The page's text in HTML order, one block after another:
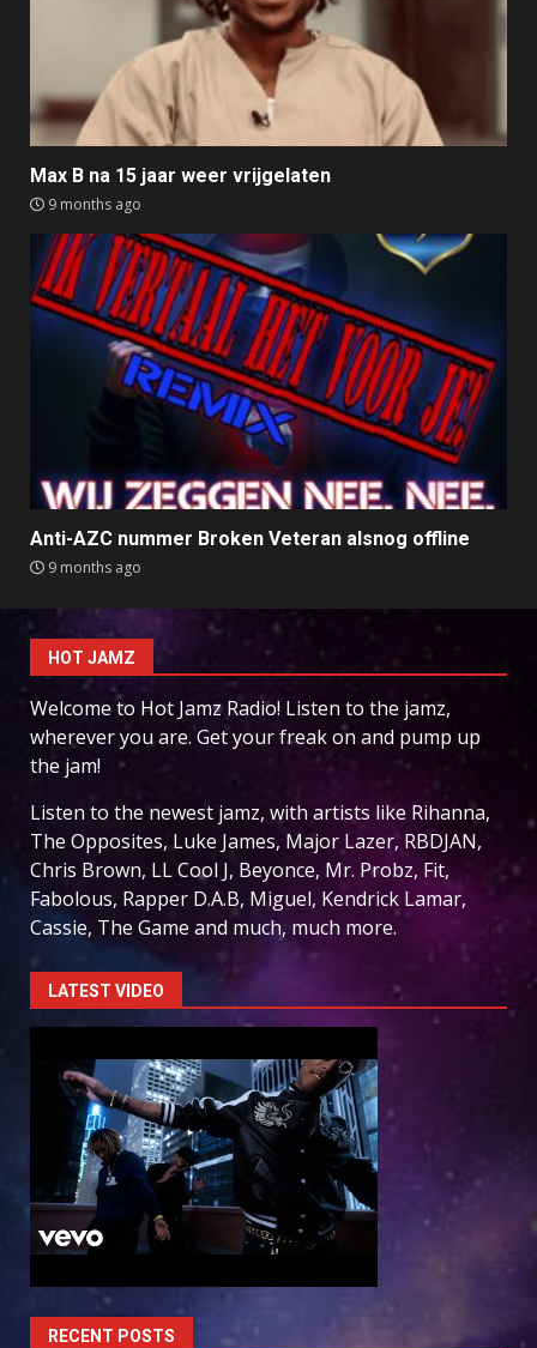
Max B na 15 jaar weer vrijgelaten
9 months ago
Anti-AZC nummer Broken Veteran alsnog offline
9 months ago
HOT JAMZ
Welcome to Hot Jamz Radio! Listen to the jamz,
wherever you are. Get your freak on and pump up
the jam!
Listen to the newest jamz, with artists like Rihanna,
The Opposites, Luke James, Major Lazer, RBDJAN,
Chris Brown, LL Cool J, Beyonce, Mr. Probz, Fit,
Fabolous, Rapper D.A.B, Miguel, Kendrick Lamar,
Cassie, The Game and much, much more.
LATEST VIDEO
RECENT POSTS